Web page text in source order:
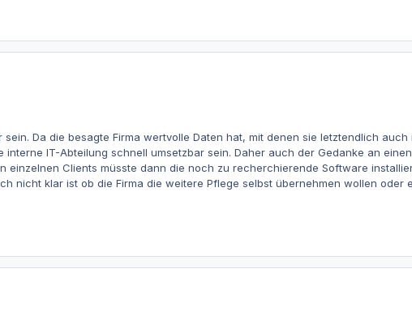
Da die besagte Firma wertvolle Daten hat, mit denen sie letztendlich
IT-Abteilung schnell umsetzbar sein. Daher auch der Gedanke an
einzelnen Clients müsste dann die noch zu recherchierende Software
nicht klar ist ob die Firma die weitere Pflege selbst übernehmen wollen oder